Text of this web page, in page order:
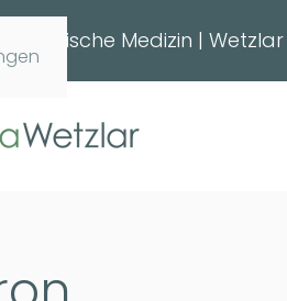
Medizin | Wetzlar